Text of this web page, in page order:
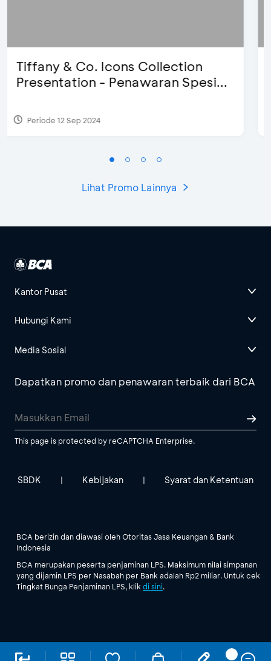
Blink Beauty Clinic - Diskon 25% &
Special Bonus
Periode 27 Mar 2025 - 31 Agt 2026
Lihat Promo Lainnya
Kantor Pusat
Hubungi Kami
Media Sosial
Dapatkan promo dan penawaran terbaik dari BCA
This page is protected by reCAPTCHA Enterprise.
SBDK | Kebijakan | Syarat dan Ketentuan
BCA berizin dan diawasi oleh Otoritas Jasa Keuangan & Bank
Indonesia
BCA merupakan peserta penjaminan LPS. Maksimum nilai simpanan
yang dijamin LPS per Nasabah per Bank adalah Rp2 miliar. Untuk cek
Tingkat Bunga Penjaminan LPS, klik di sini.